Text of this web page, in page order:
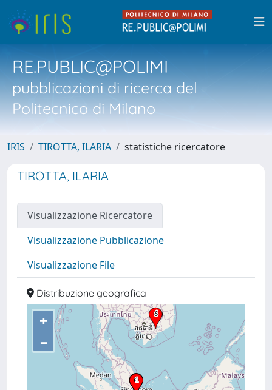
RE.PUBLIC@POLIMI
pubblicazioni di ricerca del
Politecnico di Milano
IRIS TIROTTA, ILARIA statistiche ricercatore
TIROTTA, ILARIA
Visualizzazione Ricercatore
Visualizzazione Pubblicazione
Visualizzazione File
Distribuzione geografica
+
–